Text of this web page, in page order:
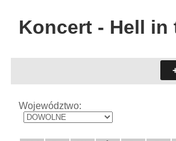
Koncert - Hell in
Województwo: